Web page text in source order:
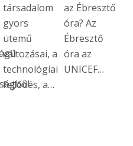
társadalom
gyors
ütemű
változásai, a
technológiai
fejlődés, a…
az Ébresztő
óra? Az
Ébresztő
óra az
UNICEF…